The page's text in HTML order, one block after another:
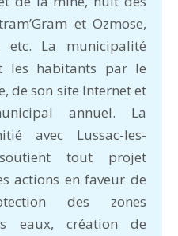
et Ozmose,
etc. La municipalité
les habitants par le
de son site Internet et
annuel. La
avec Lussac-les-
soutient tout projet
actions en faveur de
des zones
eaux, création de